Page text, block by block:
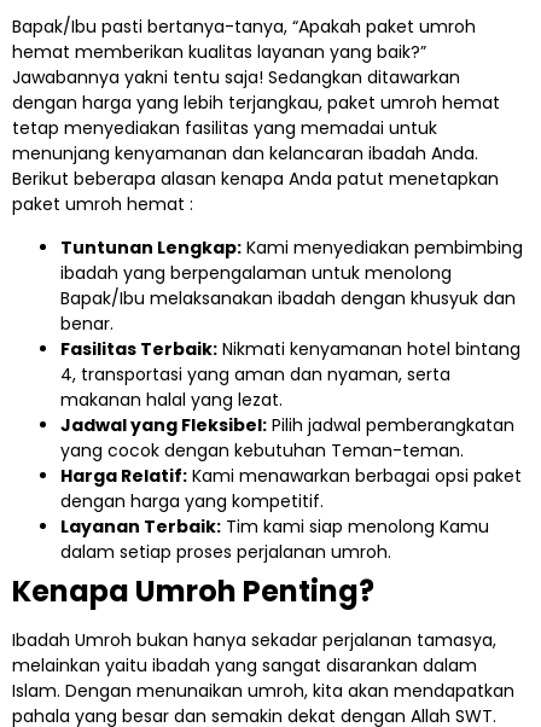
Bapak/Ibu pasti bertanya-tanya, “Apakah paket umroh
hemat memberikan kualitas layanan yang baik?”
Jawabannya yakni tentu saja! Sedangkan ditawarkan
dengan harga yang lebih terjangkau, paket umroh hemat
tetap menyediakan fasilitas yang memadai untuk
menunjang kenyamanan dan kelancaran ibadah Anda.
Berikut beberapa alasan kenapa Anda patut menetapkan
paket umroh hemat :
Tuntunan Lengkap: Kami menyediakan pembimbing
ibadah yang berpengalaman untuk menolong
Bapak/Ibu melaksanakan ibadah dengan khusyuk dan
benar.
Fasilitas Terbaik: Nikmati kenyamanan hotel bintang
4, transportasi yang aman dan nyaman, serta
makanan halal yang lezat.
Jadwal yang Fleksibel: Pilih jadwal pemberangkatan
yang cocok dengan kebutuhan Teman-teman.
Harga Relatif: Kami menawarkan berbagai opsi paket
dengan harga yang kompetitif.
Layanan Terbaik: Tim kami siap menolong Kamu
dalam setiap proses perjalanan umroh.
Kenapa Umroh Penting?
Ibadah Umroh bukan hanya sekadar perjalanan tamasya,
melainkan yaitu ibadah yang sangat disarankan dalam
Islam. Dengan menunaikan umroh, kita akan mendapatkan
pahala yang besar dan semakin dekat dengan Allah SWT.